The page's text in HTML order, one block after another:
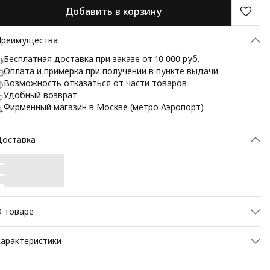
Добавить в корзину
Бесплатная доставка при заказе от 10 000 руб.
Оплата и примерка при получении в пункте выдачи
Возможность отказаться от части товаров
Удобный возврат
Фирменный магазин в Москве (метро Аэропорт)
товаре
BAZIONI — стильный и практичный аксессуар для
и классических образов.